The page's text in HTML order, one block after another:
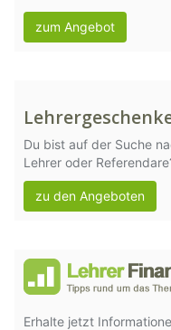
zum Angebot
Du bist auf der Suche
Lehrer oder
zu den Angeboten
Erhalte jetzt